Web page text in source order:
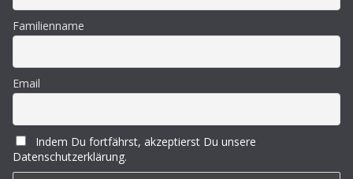
Familienname
Email
Indem Du fortfährst, akzeptierst Du unsere
Datenschutzerklärung.